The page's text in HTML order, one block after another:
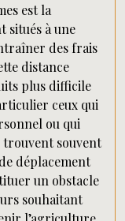
est la
situés à une
des frais
distance
plus difficile
ceux qui
ou qui
trouvent souvent
déplacement
un obstacle
souhaitant